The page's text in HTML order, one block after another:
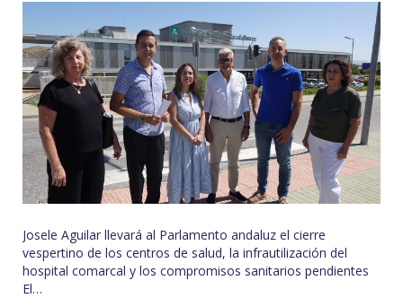
Josele Aguilar llevará al Parlamento andaluz el cierre
vespertino de los centros de salud, la infrautilización del
hospital comarcal y los compromisos sanitarios pendientes
El…